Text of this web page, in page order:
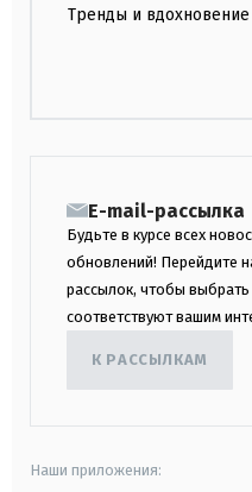
Тренды и вдохновение
E-mail-рассылка
Будьте в курсе всех
обновлений! Перейдите
рассылок, чтобы выбрать
соответствуют вашим
К РАССЫЛКАМ
Наши приложения: